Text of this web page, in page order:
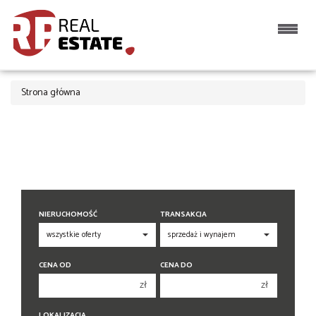
Strona główna
NIERUCHOMOŚĆ TRANSAKCJA
CENA OD
zł
CENA DO
zł